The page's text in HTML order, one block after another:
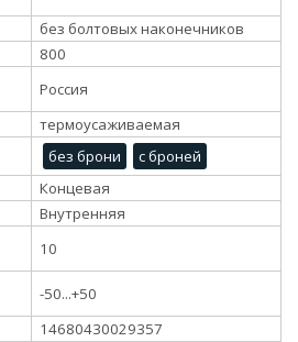
без болтовых наконечников
800
Россия
термоусаживаемая
без брони
с броней
Концевая
Внутренняя
10
-50...+50
14680430029357